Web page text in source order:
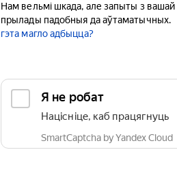
Нам вельмі шкада, але запыты з вашай
прылады падобныя да аўтаматычных.
гэта магло адбыцца?
Я не робат
Націсніце, каб працягнуць
SmartCaptcha by Yandex Cloud